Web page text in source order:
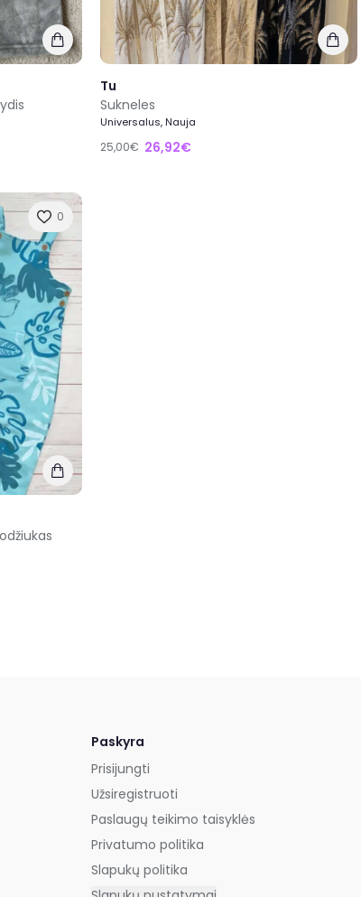
Tu
Sukneles
Universalus, Nauja
25,00€ 26,92€
0
Paskyra
Prisijungti
Užsiregistruoti
Paslaugų teikimo taisyklės
Privatumo politika
Slapukų politika